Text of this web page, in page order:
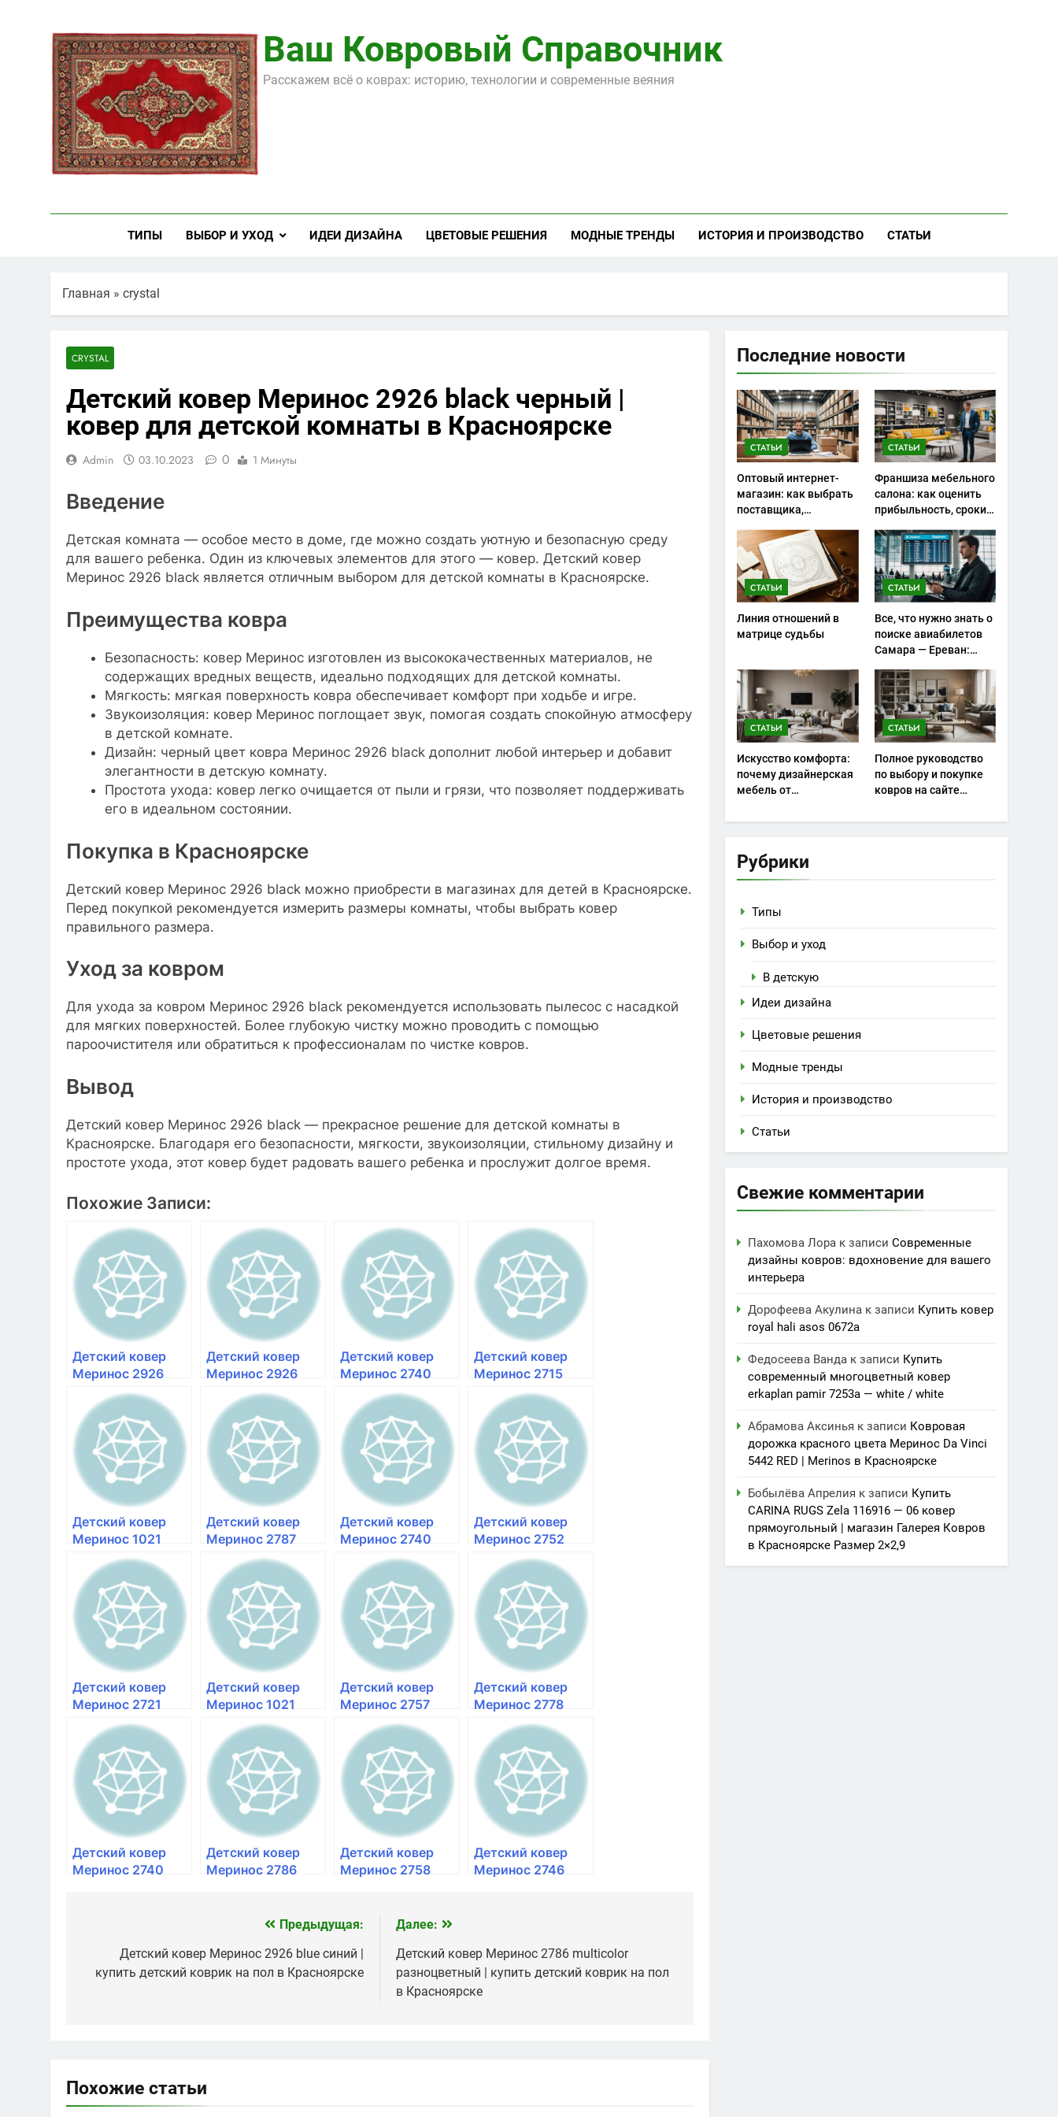
содержимому
Ваш Ковровый Справочник
Расскажем всё о коврах: историю, технологии и современные веяния
ТИПЫ ВЫБОР И УХОД ИДЕИ ДИЗАЙНА ЦВЕТОВЫЕ РЕШЕНИЯ МОДНЫЕ ТРЕНДЫ ИСТОРИЯ И ПРОИЗВОДСТВО СТАТЬИ
Главная » crystal
CRYSTAL
Детский ковер Меринос 2926 black черный |
ковер для детской комнаты в Красноярске
Admin 03.10.2023 0 1 Минуты
Введение
Детская комната — особое место в доме, где можно создать уютную и безопасную среду
для вашего ребенка. Один из ключевых элементов для этого — ковер. Детский ковер
Меринос 2926 black является отличным выбором для детской комнаты в Красноярске.
Преимущества ковра
Безопасность: ковер Меринос изготовлен из высококачественных материалов, не
содержащих вредных веществ, идеально подходящих для детской комнаты.
Мягкость: мягкая поверхность ковра обеспечивает комфорт при ходьбе и игре.
Звукоизоляция: ковер Меринос поглощает звук, помогая создать спокойную атмосферу
в детской комнате.
Дизайн: черный цвет ковра Меринос 2926 black дополнит любой интерьер и добавит
элегантности в детскую комнату.
Простота ухода: ковер легко очищается от пыли и грязи, что позволяет поддерживать
его в идеальном состоянии.
Покупка в Красноярске
Детский ковер Меринос 2926 black можно приобрести в магазинах для детей в Красноярске.
Перед покупкой рекомендуется измерить размеры комнаты, чтобы выбрать ковер
правильного размера.
Уход за ковром
Для ухода за ковром Меринос 2926 black рекомендуется использовать пылесос с насадкой
для мягких поверхностей. Более глубокую чистку можно проводить с помощью
пароочистителя или обратиться к профессионалам по чистке ковров.
Вывод
Детский ковер Меринос 2926 black — прекрасное решение для детской комнаты в
Красноярске. Благодаря его безопасности, мягкости, звукоизоляции, стильному дизайну и
простоте ухода, этот ковер будет радовать вашего ребенка и прослужит долгое время.
Похожие Записи:
Детский ковер
Меринос 2926
cream кремовый |
купить ковер для
детской комнаты
в Красноярске
Детский ковер
Меринос 2926
blue синий |
купить детский
коврик на пол в
Красноярске
Детский ковер
Меринос 2740
green зеленый |
ковер для детской
комнаты в
Красноярске
Детский ковер
Меринос 2715
cream кремовый |
ковер для детской
комнаты в
Красноярске
Детский ковер
Меринос 1021
оранжевый |
купить ковер для
детской комнаты
в Красноярске
Детский ковер
Меринос 2787
multicolor
разноцветный |
купить ковер для
детской комнаты
в Красноярске
Детский ковер
Меринос 2740
yellow желтый |
купить ковер для
детской комнаты
в Красноярске
Детский ковер
Меринос 2752
cream кремовый |
ковер для детской
комнаты в
Красноярске
Детский ковер
Меринос 2721
cream кремовый |
купить ковер для
детской комнаты
в Красноярске
Детский ковер
Меринос 1021
green зеленый |
ковер для детской
комнаты в
Красноярске
Детский ковер
Меринос 2757
multicolor
разноцветный |
купить ковер для
детской комнаты
в Красноярске
Детский ковер
Меринос 2778
multicolor
разноцветный |
ковер для детской
комнаты в
Красноярске
Детский ковер
Меринос 2740
Красноярске
Детский ковер
Меринос 2786
купить детский
Красноярске
Детский ковер
Меринос 2758
палас в детскую
Красноярске
Детский ковер
Меринос 2746
Красноярске
записям
Предыдущая:
Детский ковер Меринос 2926 blue синий |
купить детский коврик на пол в Красноярске
Далее:
Детский ковер Меринос 2786 multicolor
разноцветный | купить детский коврик на пол
в Красноярске
Похожие статьи
Последние новости
СТАТЬИ
Оптовый интернет-
магазин: как выбрать
поставщика,
закупках и не
ошибиться с
ассортиментом
СТАТЬИ
Франшиза мебельного
салона: как оценить
прибыльность, сроки
запуска
СТАТЬИ
Линия отношений в
матрице судьбы
СТАТЬИ
Все, что нужно знать о
поиске авиабилетов
Самара — Ереван:
СТАТЬИ
Искусство комфорта:
почему дизайнерская
мебель от
особое место в
СТАТЬИ
Полное руководство
по выбору и покупке
ковров на сайте
взгляд на уют и стиль
Рубрики
Типы
Выбор и уход
В детскую
Идеи дизайна
Цветовые решения
Модные тренды
История и производство
Статьи
Свежие комментарии
Пахомова Лора к записиСовременные
дизайны ковров: вдохновение для вашего
интерьера
Дорофеева Акулина к записи Купить ковер
royal hali asos 0672a
Федосеева Ванда к записи Купить
современный многоцветный ковер
erkaplan pamir 7253a — white / white
Абрамова Аксинья к записи Ковровая
дорожка красного цвета Меринос Da Vinci
5442 RED | Merinos в Красноярске
Бобылёва Апрелия к записи Купить
CARINA RUGS Zela 116916 — 06 ковер
прямоугольный | магазин Галерея Ковров
в Красноярске Размер 2×2,9